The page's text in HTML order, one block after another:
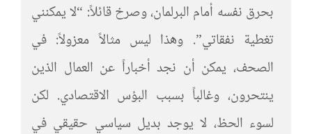
بحرق نفسه أمام البرلمان، وصرخ قائلاً: “لا يمكنني
تغطية نفقاتي”. وهذا ليس مثالاً معزولاً: في
الصحف، يمكن أن نجد أخباراً عن العمال الذين
ينتحرون، وغالباً بسبب البؤس الاقتصادي. لكن
لسوء الحظ، لا يوجد بديل سياسي حقيقي في